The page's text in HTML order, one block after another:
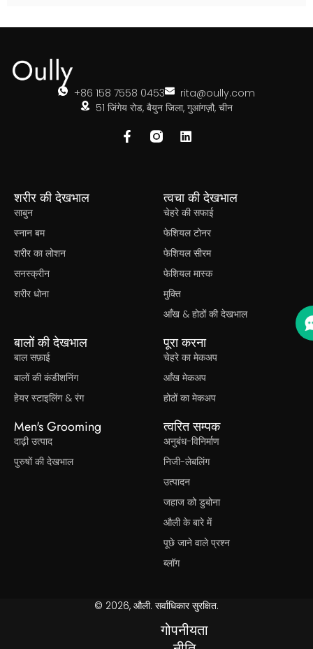
+86 158 7558 0453
rita@oully.com
51 जिंगेय रोड, बैयुन जिला, गुआंगज़ौ, चीन
शरीर की देखभाल
साबुन
स्नान बम
शरीर का लोशन
सनस्क्रीन
शरीर धोना
त्वचा की देखभाल
चेहरे की सफाई
फेशियल टोनर
फेशियल सीरम
फेशियल मास्क
मुक्ति
आँख & होठों की देखभाल
बालों की देखभाल
बाल सफ़ाई
बालों की कंडीशनिंग
हेयर स्टाइलिंग & रंग
पूरा करना
चेहरे का मेकअप
आँख मेकअप
होठों का मेकअप
Men's Grooming
दाढ़ी उत्पाद
पुरुषों की देखभाल
त्वरित सम्पक
अनुबंध-विनिर्माण
निजी-लेबलिंग
उत्पादन
जहाज को डुबोना
औली के बारे में
पूछे जाने वाले प्रश्न
ब्लॉग
© 2026, औली. सर्वाधिकार सुरक्षित.
गोपनीयता